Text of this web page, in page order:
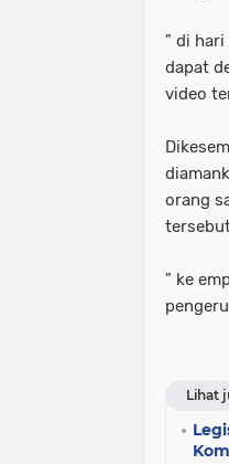
" di hari
dapat
video
orang
" ke
Lihat